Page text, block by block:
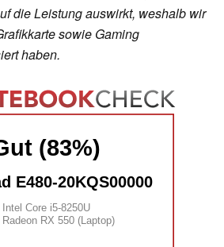
die Leistung auswirkt, weshalb wir
sowie Gaming
haben.
(83%)
E480-20KQS00000
Intel Core i5-8250U
RX 550 (Laptop)